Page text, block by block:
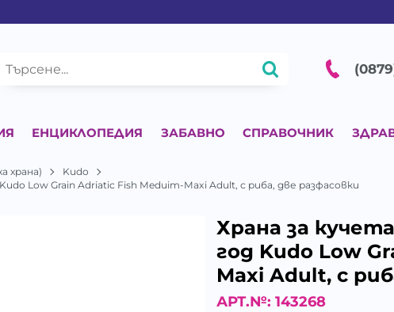
ЕНЦИКЛОПЕДИЯ ЗАБАВНО СПРАВОЧНИК
храна)
Kudo
Low Grain Adriatic Fish Meduim-Maxi Adult, с риба, две разфасовки
Храна за
год Kudo Low
Maxi Adult, с
АРТ.№: 143268